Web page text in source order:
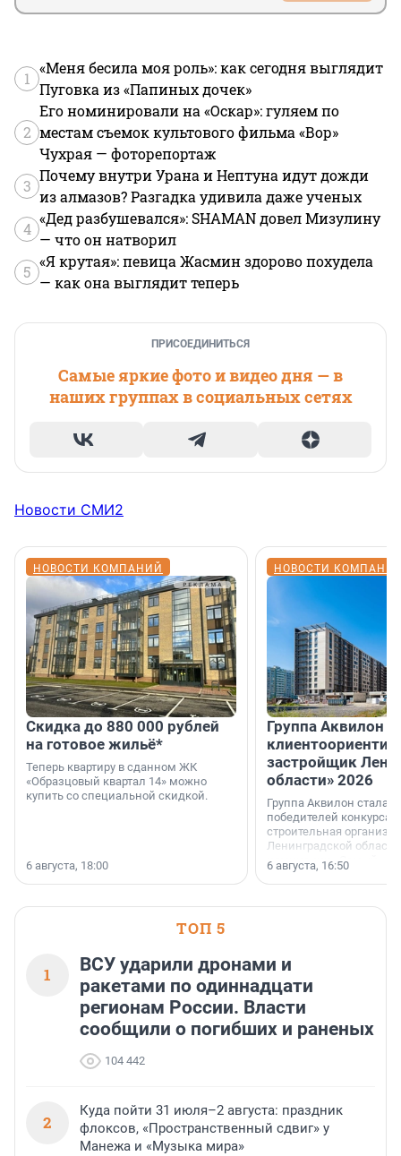
1
«Меня бесила моя роль»: как сегодня выглядит
Пуговка из «Папиных дочек»
2
Его номинировали на «Оскар»: гуляем по
местам съемок культового фильма «Вор»
Чухрая — фоторепортаж
3
Почему внутри Урана и Нептуна идут дожди
из алмазов? Разгадка удивила даже ученых
4
«Дед разбушевался»: SHAMAN довел Мизулину
— что он натворил
5
«Я крутая»: певица Жасмин здорово похудела
— как она выглядит теперь
ПРИСОЕДИНИТЬСЯ
Самые яркие фото и видео дня — в
наших группах в социальных сетях
Новости СМИ2
НОВОСТИ КОМПАНИЙ
Скидка до 880 000 рублей
на готовое жильё*
Теперь квартиру в сданном ЖК
«Образцовый квартал 14» можно
купить со специальной скидкой.
6 августа, 18:00
НОВОСТИ
Группа Аквилон
застройщик
области» 2026
Группа Аквилон стала
победителей конкурса
строительная
Ленинградской области
номинации «Самый
застройщик
области».
6 августа, 16:50
ТОП 5
1
ВСУ ударили дронами и
ракетами по одиннадцати
регионам России. Власти
сообщили о погибших и раненых
104 442
2
Куда пойти 31 июля–2 августа: праздник
флоксов, «Пространственный сдвиг» у
Манежа и «Музыка мира»